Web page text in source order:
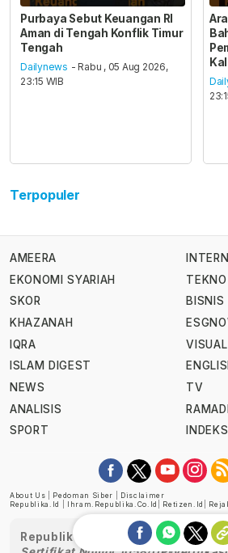
Purbaya Sebut Keuangan RI
Aman di Tengah Konflik Timur
Tengah
Dailynews - Rabu , 05 Aug 2026,
23:15 WIB
Terpopuler
AMEERA
EKONOMI SYARIAH
SKOR
KHAZANAH
IQRA
ISLAM DIGEST
NEWS
ANALISIS
SPORT
TEKNO
BISNIS
VISUAL
TV
INDEKS
About Us Pedoman Siber
Disclaimer
Republika.id
Ihram.republika.co.id Retizen.id
Republika telah diverifikasi oleh